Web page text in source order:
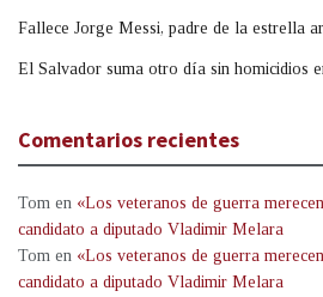
Fallece Jorge Messi, padre de la estrella
El Salvador suma otro día sin homicidios
Comentarios recientes
Tom en «Los veteranos de guerra
candidato a diputado Vladimir Melara
Tom en «Los veteranos de guerra
candidato a diputado Vladimir Melara